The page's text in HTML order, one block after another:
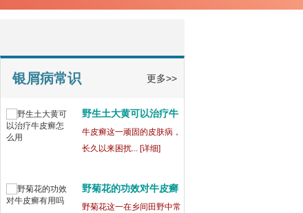
银屑病常识 更多>>
银屑病这一复杂的皮肤病，
常常让患者们... [详细]
野生土大黄可以治疗牛
牛皮癣这一顽固的皮肤病，
长久以来困扰... [详细]
野菊花的功效对牛皮癣
野菊花这一在乡间田野中常